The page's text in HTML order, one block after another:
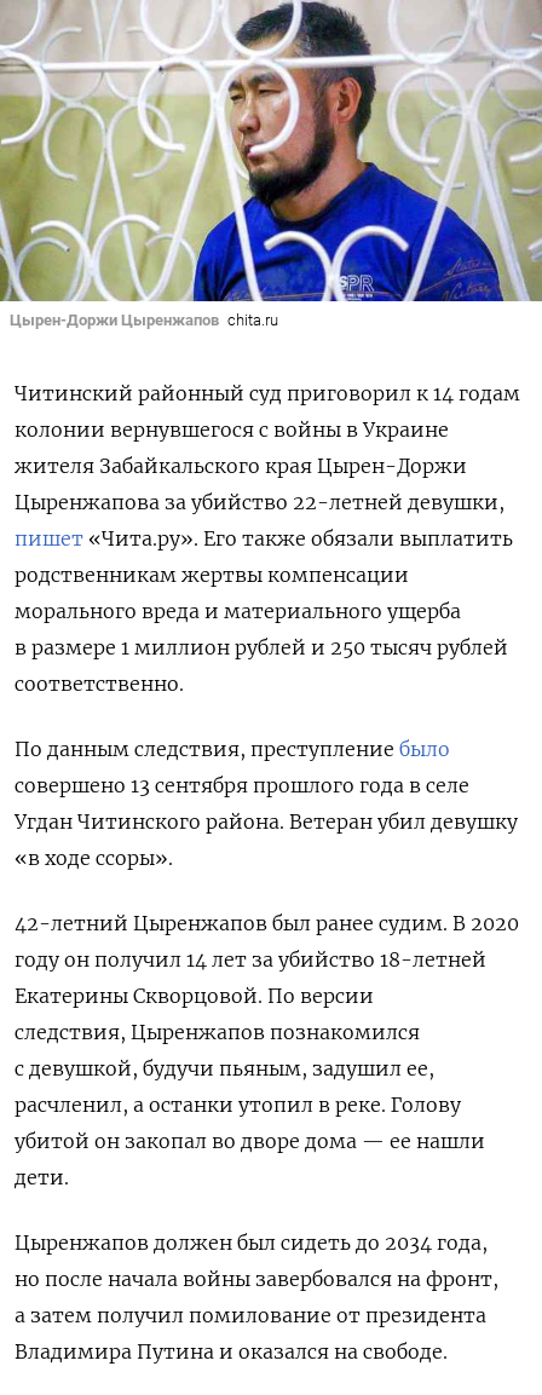
Цырен-Доржи Цыренжапов chita.ru
Читинский районный суд приговорил к 14 годам
колонии вернувшегося с войны в Украине
жителя Забайкальского края Цырен-Доржи
Цыренжапова за убийство 22-летней девушки,
пишет «Чита.ру». Его также обязали выплатить
родственникам жертвы компенсации
морального вреда и материального ущерба
в размере 1 миллион рублей и 250 тысяч рублей
соответственно.
По данным следствия, преступление было
совершено 13 сентября прошлого года в селе
Угдан Читинского района. Ветеран убил девушку
«в ходе ссоры».
42-летний Цыренжапов был ранее судим. В 2020
году он получил 14 лет за убийство 18-летней
Екатерины Скворцовой. По версии
следствия, Цыренжапов познакомился
с девушкой, будучи пьяным, задушил ее,
расчленил, а останки утопил в реке. Голову
убитой он закопал во дворе дома — ее нашли
дети.
Цыренжапов должен был сидеть до 2034 года,
но после начала войны завербовался на фронт,
а затем получил помилование от президента
Владимира Путина и оказался на свободе.